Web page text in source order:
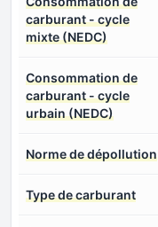
carburant - cycle
mixte (NEDC)
Consommation de
carburant - cycle
urbain (NEDC)
Norme de dépollution
Type de carburant